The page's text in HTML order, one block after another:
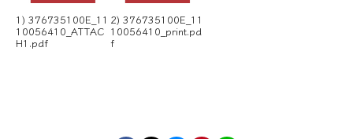
10056410_ATTAC
H1.pdf
10056410_print.pd
f